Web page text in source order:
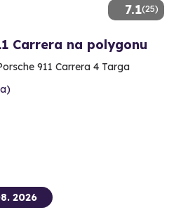
7.1(25)
Carrera na polygonu
911 Carrera 4 Targa
2026